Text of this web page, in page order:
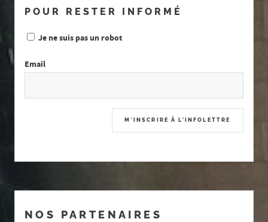
POUR RESTER INFORMÉ
Je ne suis pas un robot
Email
NOS PARTENAIRES